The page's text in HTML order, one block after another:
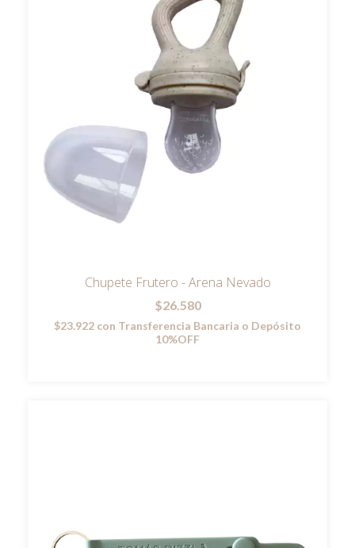
Chupete Frutero - Arena Nevado
$26.580
$23.922 con Transferencia Bancaria o Depósito
10%OFF